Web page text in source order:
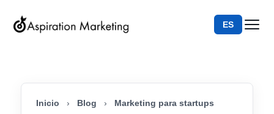
ES
Inicio › Blog › Marketing para startups